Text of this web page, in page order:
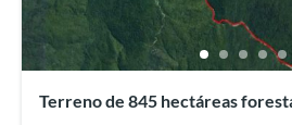
Terreno de 845 hectáreas